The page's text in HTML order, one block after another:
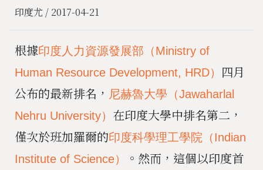
印度尤 / 2017-04-21
根據印度人力資源發展部（Ministry of
Human Resource Development, HRD） 四月
公布的最新排名， 尼赫魯大學（Jawaharlal
Nehru University） 在印度大學中排名第二，
僅次於班加羅爾的印度科學理工學院（Indian
Institute of Science）
。然而，這個以印度首